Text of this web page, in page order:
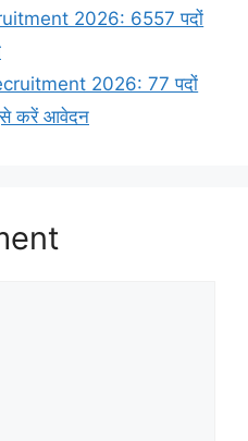
2026: 6557 पदों
2026: 77 पदों
करें आवेदन